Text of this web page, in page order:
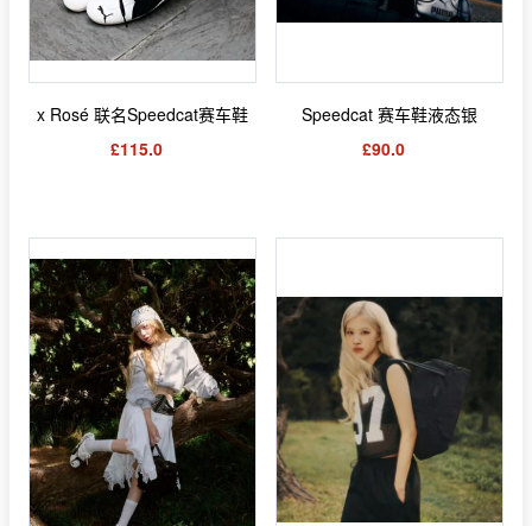
x Rosé 联名Speedcat赛车鞋
£115.0
Speedcat 赛车鞋液态银
£90.0